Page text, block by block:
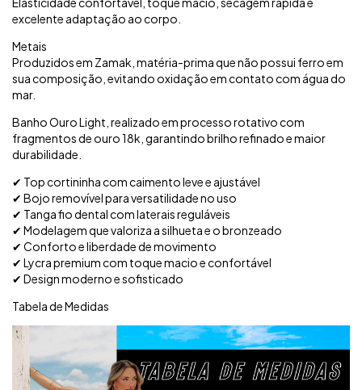
excelente adaptação ao corpo.
Metais
Produzidos em Zamak, matéria-prima que não possui ferro em
sua composição, evitando oxidação em contato com água do
mar.
Banho Ouro Light, realizado em processo rotativo com
fragmentos de ouro 18k, garantindo brilho refinado e maior
durabilidade.
✔ Top cortininha com caimento leve e ajustável
✔ Bojo removível para versatilidade no uso
✔ Tanga fio dental com laterais reguláveis
✔ Modelagem que valoriza a silhueta e o bronzeado
✔ Conforto e liberdade de movimento
✔ Lycra premium com toque macio e confortável
✔ Design moderno e sofisticado
Tabela de Medidas